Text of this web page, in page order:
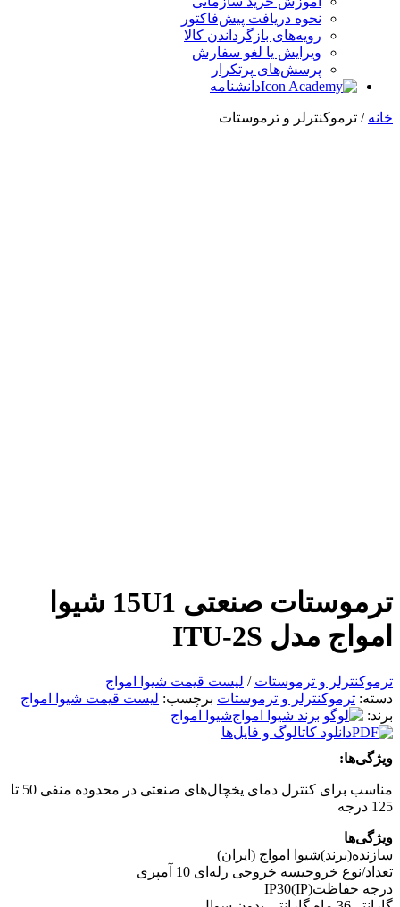
نحوه دریافت پیش‌فاکتور
رویه‌های بازگرداندن کالا
ویرایش یا لغو سفارش
پرسش‌های پرتکرار
دانشنامه
خانه / ترموکنترلر و ترموستات
ترموستات صنعتی 15U1 شیوا
امواج مدل ITU-2S
ترموکنترلر و ترموستات / لیست قیمت شیوا امواج
دسته: ترموکنترلر و ترموستات برچسب: لیست قیمت شیوا امواج
برند:
شیوا امواج
دانلود کاتالوگ و فایل‌ها
ویژگی‌ها:
مناسب برای کنترل دمای یخچال‌های صنعتی در محدوده منفی 50 تا
125 درجه
ویژگی‌ها
سازنده(برند)شیوا امواج (ایران)
تعداد/نوع خروجیسه خروجی رله‌ای 10 آمپری
درجه حفاظت(IP)
IP30